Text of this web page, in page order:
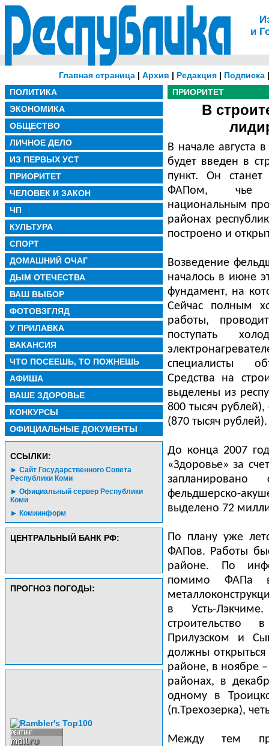
и
Главная страница | Архив | Редакция | Подписка
ПОЛИТИКА
ЭКОНОМИКА
ОБЩЕСТВО
ЛИЧНОЕ ДЕЛО
ИЗ ПЕРВЫХ УСТ
ПРИОРИТЕТ
ЧЕЛОВЕК И ЗАКОН
ЧП
КУЛЬТУРА
СПОРТ
ДОМАШНИЙ ОЧАГ
ДЫМ ОТЕЧЕСТВА
ВАШ ВЫБОР
ФОТОВЗГЛЯД
У ПРИЛАВКА
ВАКАНСИЯ
ЧТО ПОСЕЕШЬ, ТО ПОЖНЕШЬ
АФИША
ВАШЕ ЗДОРОВЬЕ
КОНКУРСЫ
ОФИЦИАЛЬНЫЕ ДОКУМЕНТЫ
CСЫЛКИ:
Сайт Государственного Совета
Республики Коми
Официальный сервер Республики
Коми
Комиинформ
ЦЕНТРАЛЬНЫЙ БАНК РФ:
ПРОГНОЗ ПОГОДЫ:
ПРИОРИТЕТ
В
В начале августа
будет введен в
пункт. Он
ФАПом, чье
национальным
районах
построено и
Возведение
началось в июне
фундамент, на
Сейчас полным
работы,
поступать
специалисты
Средства на
выделены из
800 тысяч
(870 тысяч рублей).
До конца 2007
«Здоровье» за
запланировано
фельдшерско-
выделено 72
По плану уже
ФАПов. Работы
районе. По
помимо ФАПа
в Усть-
строительство
Прилузском и
должны
районе, в ноябре
районах, в
одному в
(п.Трехозерка),
Между тем